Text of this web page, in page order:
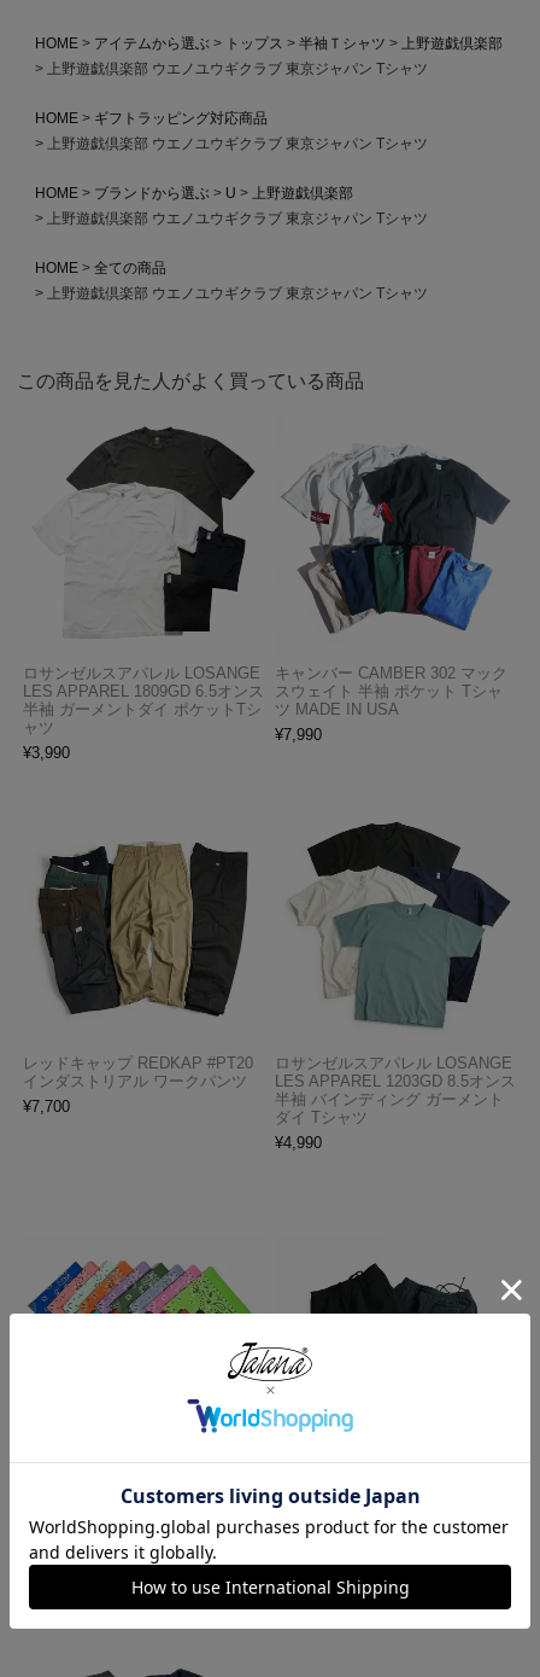
HOME アイテムから選ぶ トップス 半袖Ｔシャツ
上野遊戯倶楽部
上野遊戯倶楽部 ウエノユウギクラブ 東京ジャパン Tシャツ
HOME
ギフトラッピング対応商品
上野遊戯倶楽部 ウエノユウギクラブ 東京ジャパン Tシャツ
HOME ブランドから選ぶ U
上野遊戯倶楽部
上野遊戯倶楽部 ウエノユウギクラブ 東京ジャパン Tシャツ
HOME
全ての商品
上野遊戯倶楽部 ウエノユウギクラブ 東京ジャパン Tシャツ
この商品を見た人がよく買っている商品
ロサンゼルスアパレル LOSANGE
LES APPAREL 1809GD 6.5オンス
半袖 ガーメントダイ ポケットTシ
ャツ
¥3,990
キャンバー CAMBER 302 マック
スウェイト 半袖 ポケット Tシャ
ツ MADE IN USA
¥7,990
レッドキャップ REDKAP #PT20
インダストリアル ワークパンツ
¥7,700
ロサンゼルスアパレル LOSANGE
LES APPAREL 1203GD 8.5オンス
半袖 バインディング ガーメント
ダイ Tシャツ
¥4,990
ハバハンク HAV-A-HANK バンダ
ペイズリーTHE BANDANNA COM
PANY
ロサンゼルスアパレル LOSANGE
LES APPAREL HF02 14オンス ヘ
ビーフリース スウェットショーツ